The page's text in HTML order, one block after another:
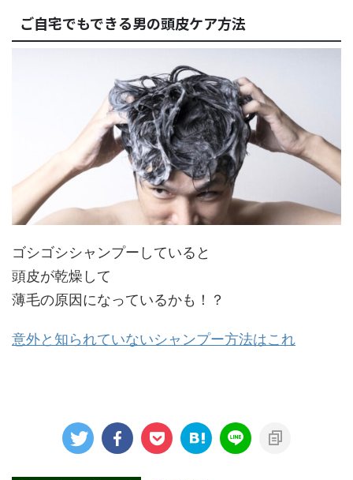
ご自宅でもできる男の頭皮ケア方法
ゴシゴシシャンプーしていると
頭皮が乾燥して
薄毛の原因になっているかも！？
意外と知られていないシャンプー方法はこれ